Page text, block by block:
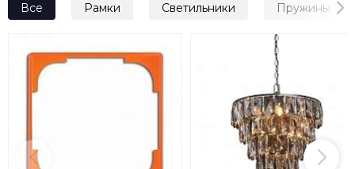
Все Рамки Светильники Пружины